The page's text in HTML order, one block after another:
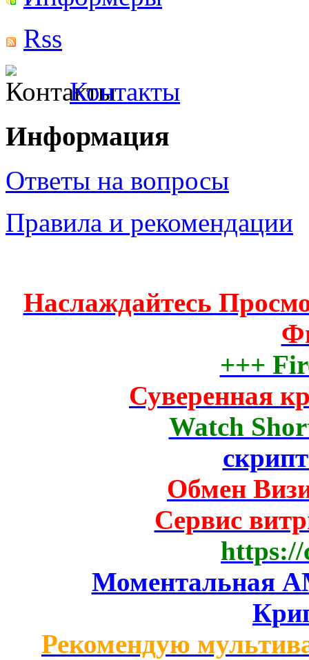
Rss
Контакты
Информация
Ответы на вопросы
Правила и рекомендации
Наслаждайтесь
+++
Суверенная
Watch
Обмен
Сервис
Моментальная
Рекомендую